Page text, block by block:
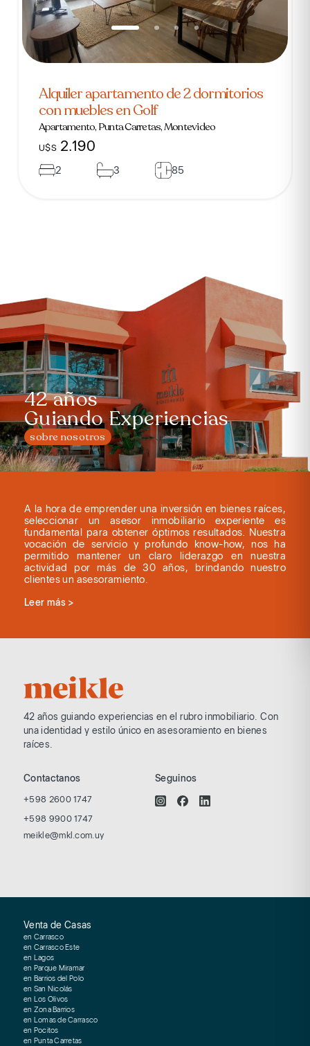
Alquiler apartamento de 2 dormitorios
con muebles en Golf
Apartamento, Punta Carretas, Montevideo
U$S 2.190
2 3 85
42 años
Guiando Experiencias
sobre nosotros
A la hora de emprender una inversión en bienes raíces,
seleccionar un asesor inmobiliario experiente es
fundamental para obtener óptimos resultados. Nuestra
vocación de servicio y profundo know-how, nos ha
permitido mantener un claro liderazgo en nuestra
actividad por más de 30 años, brindando nuestro
clientes un asesoramiento.
Leer más >
42 años guiando experiencias en el rubroinmobiliario. Con
una identidad y estilo único en asesoramiento en bienes
raíces.
Contactanos
+598 2600 1747
+598 9900 1747
meikle@mkl.com.uy
Seguinos
Venta de Casas
en Carrasco
en Carrasco Este
en Lagos
en Parque Miramar
en Barrios del Polo
en San Nicolás
en Los Olivos
en Zona Barrios
en Lomas de Carrasco
en Pocitos
en Punta Carretas